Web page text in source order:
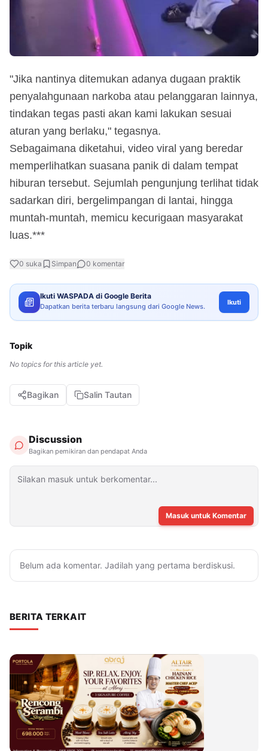
"Jika nantinya ditemukan adanya dugaan praktik
penyalahgunaan narkoba atau pelanggaran lainnya,
tindakan tegas pasti akan kami lakukan sesuai
aturan yang berlaku," tegasnya.
Sebagaimana diketahui, video viral yang beredar
memperlihatkan suasana panik di dalam tempat
hiburan tersebut. Sejumlah pengunjung terlihat tidak
sadarkan diri, bergelimpangan di lantai, hingga
muntah-muntah, memicu kecurigaan masyarakat
luas.***
0 suka Simpan 0 komentar
Ikuti WASPADA di Google Berita
Dapatkan berita terbaru langsung dari Google News. Ikuti
Topik
No topics for this article yet.
Bagikan Salin Tautan
Discussion
Bagikan pemikiran dan pendapat Anda
Masuk untuk Komentar
Belum ada komentar. Jadilah yang pertama berdiskusi.
BERITA TERKAIT